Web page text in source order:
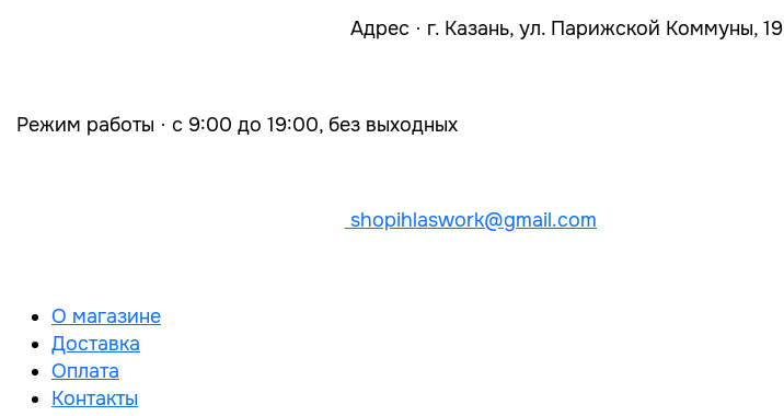
Адрес · г. Казань, ул. Парижской Коммуны, 19
Режим работы · с 9:00 до 19:00, без выходных
shopihlaswork@gmail.com
О магазине
Доставка
Оплата
Контакты